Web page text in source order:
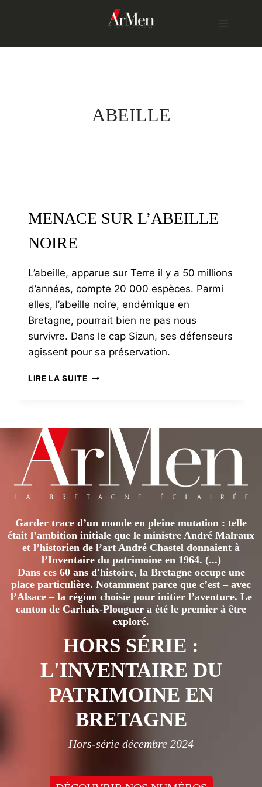
ABEILLE
MENACE SUR L’ABEILLE
NOIRE
L’abeille, apparue sur Terre il y a 50 millions
d’années, compte 20 000 espèces. Parmi
elles, l’abeille noire, endémique en
Bretagne, pourrait bien ne pas nous
survivre. Dans le cap Sizun, ses défenseurs
agissent pour sa préservation.
LIRE LA SUITEMENACE
Garder trace d’un monde en pleine mutation : telle
était l’ambition initiale que le ministre André Malraux
et l’historien de l’art André Chastel donnaient à
l’Inventaire du patrimoine en 1964. (...)
Dans ces 60 ans d'histoire, la Bretagne occupe une
place particulière. Notamment parce que c’est – avec
l’Alsace – la région choisie pour initier l’aventure. Le
canton de Carhaix-Plouguer a été le premier à être
exploré.
HORS SÉRIE :
L'INVENTAIRE DU
PATRIMOINE EN
BRETAGNE
Hors-série décembre 2024